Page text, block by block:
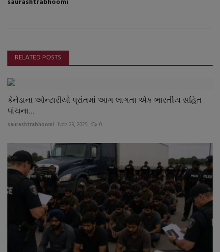
RELATED POSTS
કેનેડાના ઓન્ટારીયો પ્રાંતમાં આગ લાગતા એક ભારતીય સહિત
પાંચના...
saurashtrabhoomi Nov 29, 2025 0